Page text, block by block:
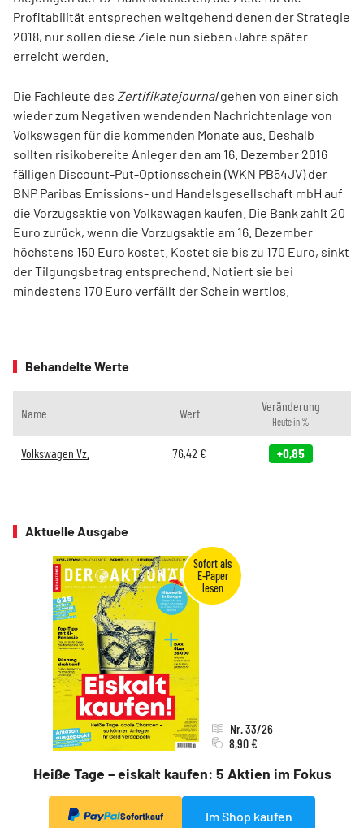
Profitabilität entsprechen weitgehend denen der Strategie
2018, nur sollen diese Ziele nun sieben Jahre später
erreicht werden.
Die Fachleute des Zertifikatejournalgehen von einer sich
wieder zum Negativen wendenden Nachrichtenlage von
Volkswagen für die kommenden Monate aus. Deshalb
sollten risikobereite Anleger den am 16. Dezember 2016
fälligen Discount-Put-Optionsschein (WKN PB54JV) der
BNP Paribas Emissions- und Handelsgesellschaft mbH auf
die Vorzugsaktie von Volkswagen kaufen. Die Bank zahlt 20
Euro zurück, wenn die Vorzugsaktie am 16. Dezember
höchstens 150 Euro kostet. Kostet sie bis zu 170 Euro, sinkt
der Tilgungsbetrag entsprechend. Notiert sie bei
mindestens 170 Euro verfällt der Schein wertlos.
Behandelte Werte
Name Wert Veränderung
Heute in %
Volkswagen Vz. 76,42 € +0,85
Aktuelle Ausgabe
Heiße Tage – eiskalt kaufen: 5 Aktien im Fokus
Nr. 33/26
8,90 €
Sofortkauf Im Shop kaufen